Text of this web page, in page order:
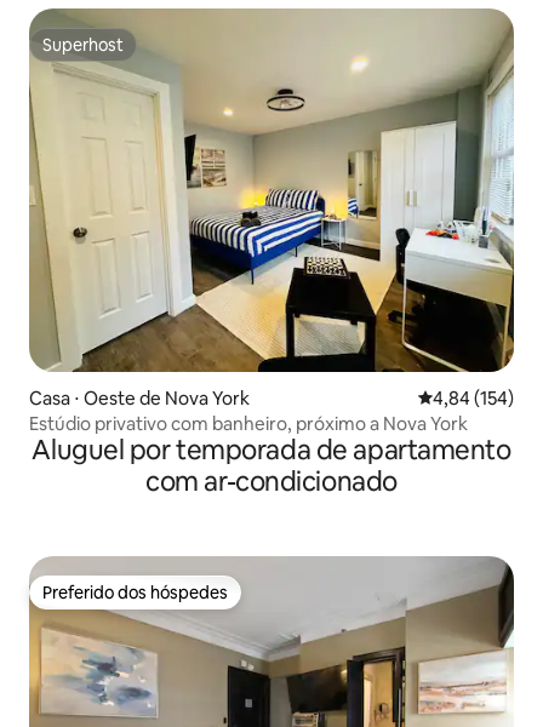
Superhost
Superhost
Casa ⋅ Oeste de Nova York 4,84 de uma
4,84 (154)
Estúdio privativo com banheiro, próximo a Nova York
Aluguel por temporada de apartamento
com ar-condicionado
Preferido dos hóspedes
Preferido dos hóspedes